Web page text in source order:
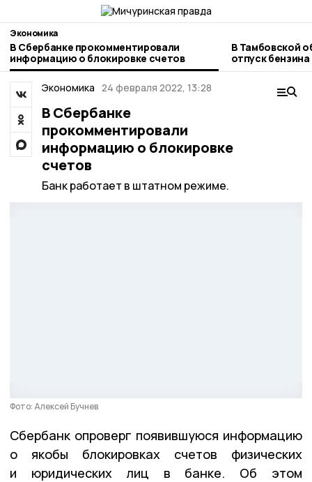
Экономика
В Сбербанке прокомментировали
информацию о блокировке счетов
В Тамбовской
отпуск
заправках
Экономика 24 февраля 2022, 13:28
В Сбербанке
прокомментировали
информацию о блокировке
счетов
Банк работает в штатном режиме.
Фото: Алексей Бучнев
Сбербанк опроверг появившуюся информацию
о якобы блокировках счетов физических
и юридических лиц в банке. Об этом